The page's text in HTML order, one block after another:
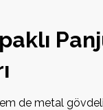
de metal